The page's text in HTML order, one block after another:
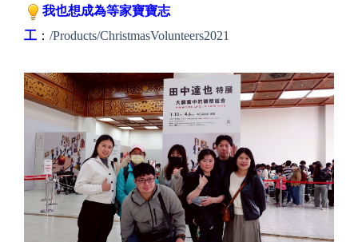
我也想成為等家寶寶志
工 ： /Products/ChristmasVolunteers2021